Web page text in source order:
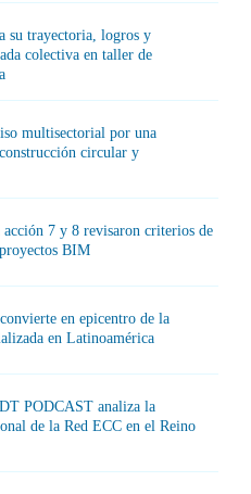
su trayectoria, logros y
colectiva en taller de
multisectorial por una
circular y
7 y 8 revisaron criterios de
BIM
en epicentro de la
en Latinoamérica
PODCAST analiza la
de la Red ECC en el Reino